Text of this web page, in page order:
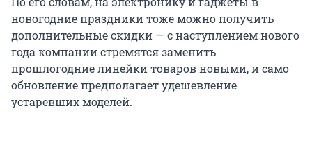
новогодние праздники тоже можно получить
дополнительные скидки — с наступлением нового
года компании стремятся заменить
прошлогодние линейки товаров новыми, и само
обновление предполагает удешевление
устаревших моделей.